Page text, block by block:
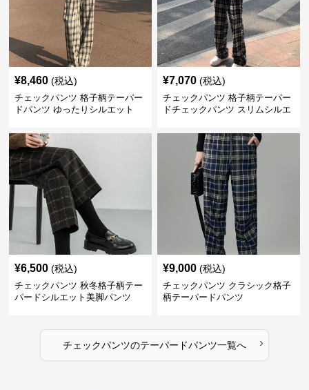
¥8,460 (税込)
チェックパンツ 格子柄テーパー
ドパンツ ゆったりシルエット
¥7,070 (税込)
チェックパンツ 格子柄テーパー
ドチェックパンツ スリムシルエ
¥6,500 (税込)
チェックパンツ 秋冬格子柄テー
パードシルエット美脚パンツ
¥9,000 (税込)
チェックパンツ クラシック格子
柄テーパードパンツ
チェックパンツのテーパードパンツ一覧へ ›